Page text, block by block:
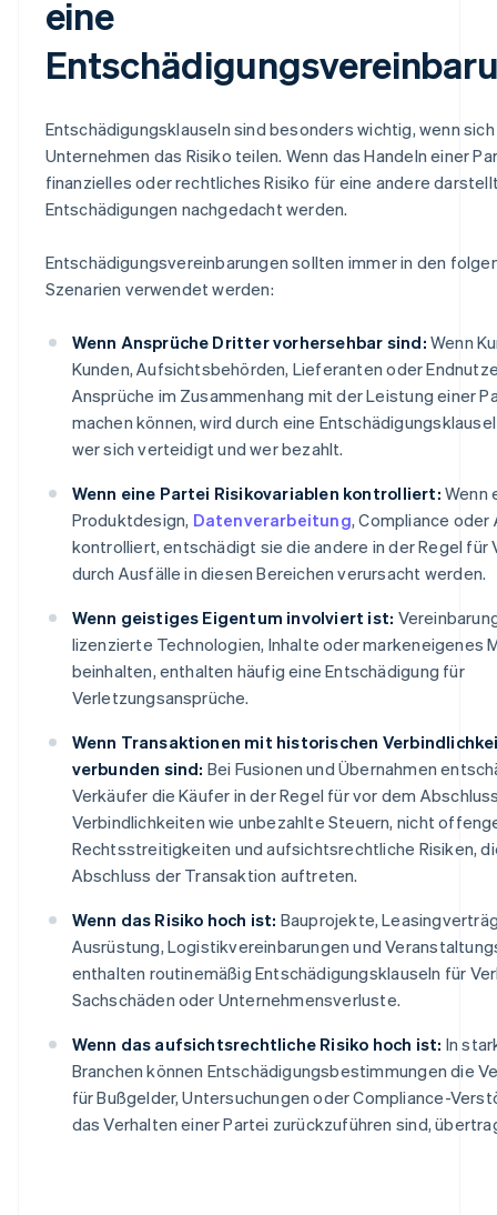
eine
Entschädigungsklauseln sind besonders wichtig, wenn
Unternehmen das Risiko teilen. Wenn das Handeln einer
finanzielles oder rechtliches Risiko für eine andere
Entschädigungen nachgedacht werden.
Entschädigungsvereinbarungen sollten immer in den
Szenarien verwendet werden:
Wenn Ansprüche Dritter vorhersehbar sind: Wenn
Kunden, Aufsichtsbehörden, Lieferanten oder
Ansprüche im Zusammenhang mit der Leistung einer
machen können, wird durch eine
wer sich verteidigt und wer bezahlt.
Wenn eine Partei Risikovariablen kontrolliert: Wenn
Produktdesign, Datenverarbeitung, Compliance oder
kontrolliert, entschädigt sie die andere in der Regel für
durch Ausfälle in diesen Bereichen verursacht werden.
Wenn geistiges Eigentum involviert ist:
lizenzierte Technologien, Inhalte oder markeneigenes
beinhalten, enthalten häufig eine Entschädigung für
Verletzungsansprüche.
Wenn Transaktionen mit historischen
verbunden sind: Bei Fusionen und Übernahmen
Verkäufer die Käufer in der Regel für vor dem
Verbindlichkeiten wie unbezahlte Steuern, nicht
Rechtsstreitigkeiten und aufsichtsrechtliche Risiken,
Abschluss der Transaktion auftreten.
Wenn das Risiko hoch ist: Bauprojekte,
Ausrüstung, Logistikvereinbarungen und
enthalten routinemäßig Entschädigungsklauseln für
Sachschäden oder Unternehmensverluste.
Wenn das aufsichtsrechtliche Risiko hoch ist: In
Branchen können Entschädigungsbestimmungen die
für Bußgelder, Untersuchungen oder Compliance-
das Verhalten einer Partei zurückzuführen sind,